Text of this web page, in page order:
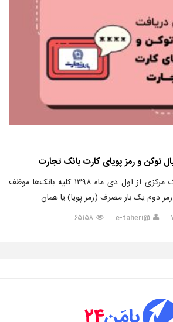
توکن و رمز پویای کارت بانک تجارت
براساس اعلام رسمی بانک مرکزی از اول دی ماه ۱۳۹۸ کلیه بانک‌ها موظف
رمز دوم یک بار مصرف (رمز پویا) یا همان…
@e-taheri ۶۵۱۵۸